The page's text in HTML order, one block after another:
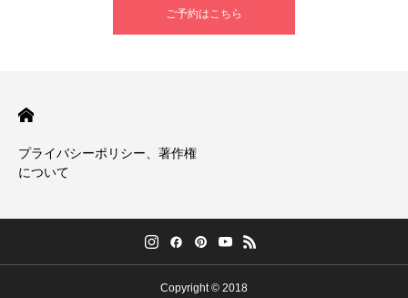
ご予約はこちら
プライバシーポリシー、著作権
について
Copyright © 2018